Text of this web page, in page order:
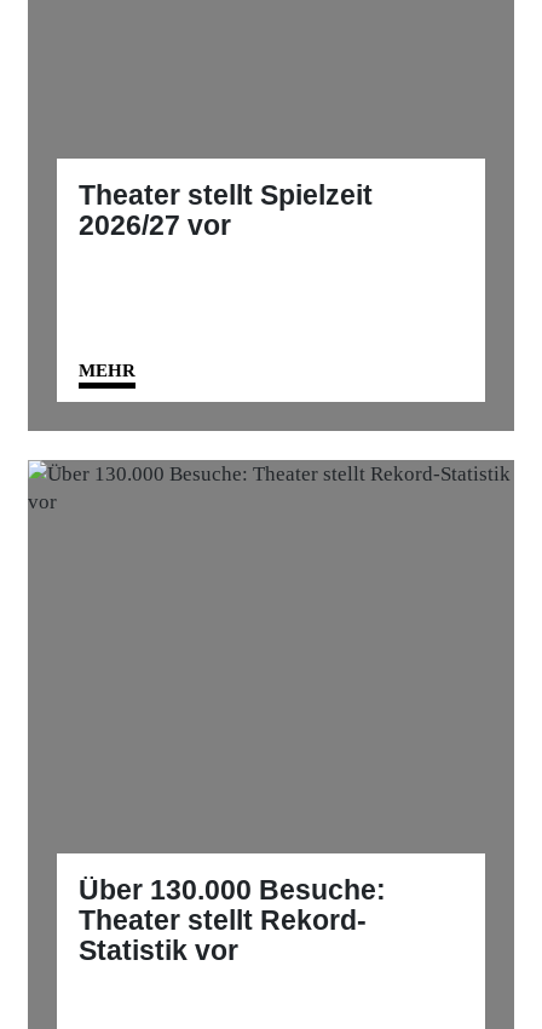
Theater stellt Spielzeit
2026/27 vor
MEHR
Über 130.000 Besuche:
Theater stellt Rekord-
Statistik vor